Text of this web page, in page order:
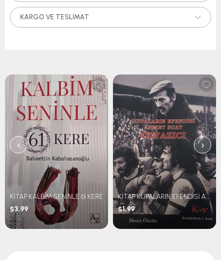
KARGO VE TESLIMAT
KİTAP KALBİM SENİNLE 61 KERE
$3.99
KİTAP KUPALARIN EFENDİSİ AHMET SUAT ÖZYAZICI
$1.99
‹ ›